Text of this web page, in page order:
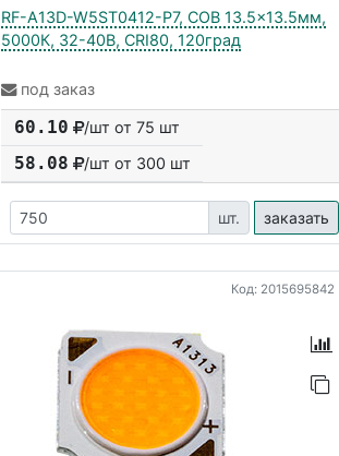
RF-A13D-W5ST0412-P7, COB 13.5x13.5мм,
5000К, 32-40В, CRI80, 120град
под заказ
60.10 /шт от 75 шт
58.08 /шт от 300 шт
шт. заказать
Код: 2015695842